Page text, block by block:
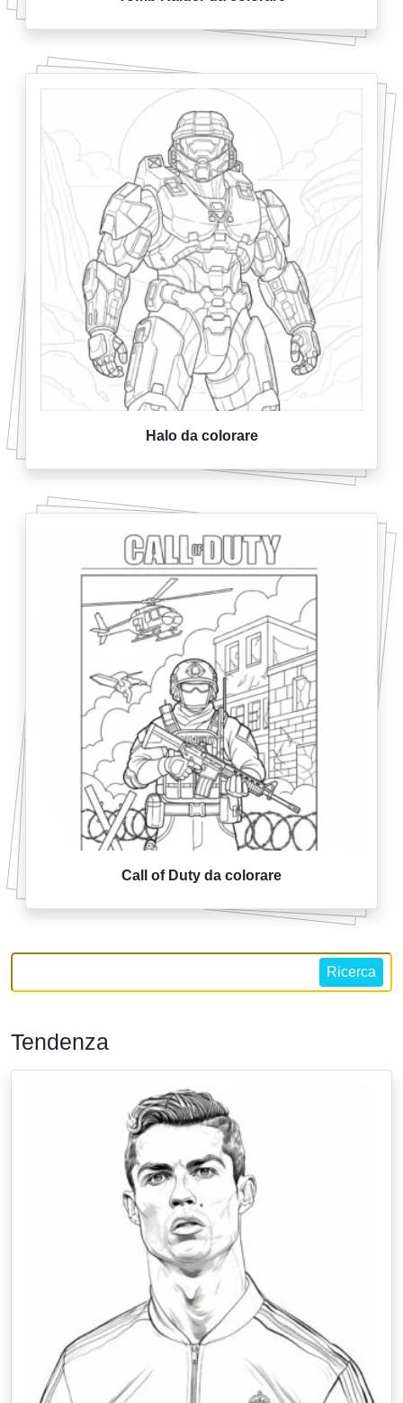
Halo da colorare
Call of Duty da colorare
Ricerca
Tendenza